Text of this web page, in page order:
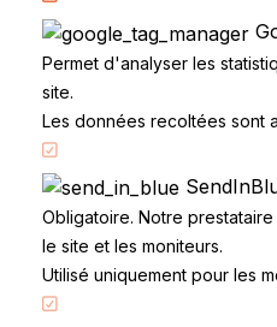
Accueil
Code de la route
Partenaires
Permet d'analyser les
site.
Les données recoltées sont
Obligatoire. Notre
le site et les moniteurs.
Utilisé uniquement pour les